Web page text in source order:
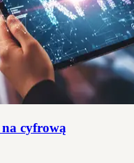
cyfrową